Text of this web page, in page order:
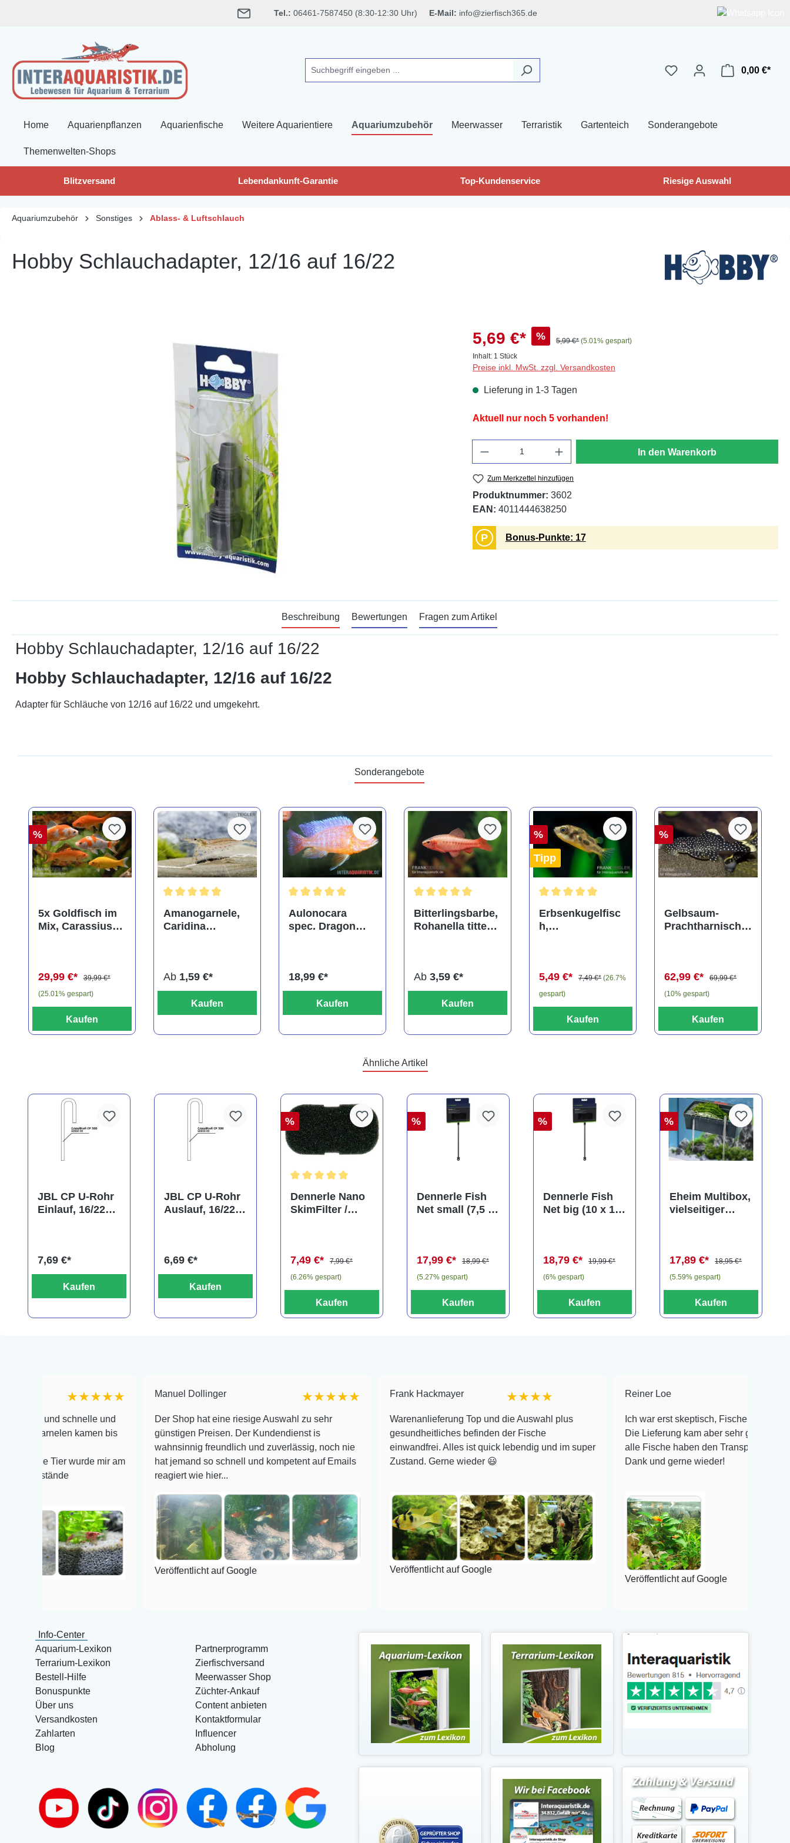
Tel.: 06461-7587450 (8:30-12:30 Uhr) E-Mail: info@zierfisch365.de
0,00 €*
Home Aquarienpflanzen Aquarienfische Weitere Aquarientiere Aquariumzubehör Meerwasser Terraristik Gartenteich Sonderangebote
Themenwelten-Shops
Blitzversand Lebendankunft-Garantie Top-Kundenservice Riesige Auswahl
Aquariumzubehör Sonstiges Ablass- & Luftschlauch
Hobby Schlauchadapter, 12/16 auf 16/22
5,69 €* % 5,99 €* (5.01% gespart)
Inhalt: 1 Stück
Preise inkl. MwSt. zzgl. Versandkosten
Lieferung in 1-3 Tagen
Aktuell nur noch 5 vorhanden!
In den Warenkorb
Zum Merkzettel hinzufügen
Produktnummer: 3602
EAN: 4011444638250
P Bonus-Punkte: 17
Beschreibung Bewertungen Fragen zum Artikel
Hobby Schlauchadapter, 12/16 auf 16/22
Hobby Schlauchadapter, 12/16 auf 16/22
Adapter für Schläuche von 12/16 auf 16/22 und umgekehrt.
Sonderangebote
%
5x Goldfisch im
Mix, Carassius
29,99 €*
39,99 €*
(25.01% gespart)
Kaufen
Amanogarnele,
Caridina
Ab 1,59 €*
Kaufen
Aulonocara
spec. Dragon
18,99 €*
Kaufen
Bitterlingsbarbe,
Rohanella titteya,
Ab 3,59 €*
Kaufen
%
Tipp
Erbsenkugelfisc
h,
5,49 €*
7,49 €* (26.7%
gespart)
Kaufen
%
Gelbsaum-
Prachtharnischw
62,99 €*
69,99 €*
(10% gespart)
Kaufen
Ähnliche Artikel
JBL CP U-Rohr
Einlauf, 16/22
7,69 €*
Kaufen
JBL CP U-Rohr
Auslauf, 16/22
6,69 €*
Kaufen
%
Dennerle Nano
SkimFilter /
7,49 €*
7,99 €*
(6.26% gespart)
Kaufen
%
Dennerle Fish
Net small (7,5 x
17,99 €*
18,99 €*
(5.27% gespart)
Kaufen
%
Dennerle Fish
Net big (10 x 13
18,79 €*
19,99 €*
(6% gespart)
Kaufen
%
Eheim Multibox,
vielseitiger
17,89 €*
18,95 €*
(5.59% gespart)
Kaufen
★★★★★
schnelle und
kamen bis
Tier wurde mir am
Manuel Dollinger ★★★★★
Der Shop hat eine riesige Auswahl zu sehr
günstigen Preisen. Der Kundendienst is
wahnsinnig freundlich und zuverlässig, noch nie
hat jemand so schnell und kompetent auf Emails
reagiert wie hier...
Veröffentlicht auf Google
Frank Hackmayer ★★★★
Warenanlieferung Top und die Auswahl plus
gesundheitliches befinden der Fische
einwandfrei. Alles ist quick lebendig und im super
Zustand. Gerne wieder 😃
Veröffentlicht auf Google
Reiner Loe
Ich war erst skeptisch, Fische online zu bestellen!
Die Lieferung kam aber sehr gut verpackt an und
alle Fische haben den Transport überlebt! Vielen
Dank und gerne wieder!
Veröffentlicht auf Google
Info-Center
Aquarium-Lexikon
Terrarium-Lexikon
Bestell-Hilfe
Bonuspunkte
Über uns
Versandkosten
Zahlarten
Blog
Partnerprogramm
Zierfischversand
Meerwasser Shop
Züchter-Ankauf
Content anbieten
Kontaktformular
Influencer
Abholung